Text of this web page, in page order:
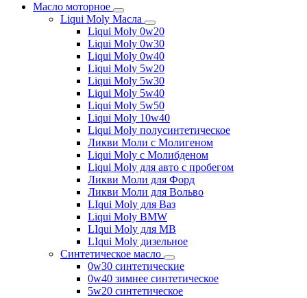
Масло моторное
Liqui Moly Масла
Liqui Moly 0w20
Liqui Moly 0w30
Liqui Moly 0w40
Liqui Moly 5w20
Liqui Moly 5w30
Liqui Moly 5w40
Liqui Moly 5w50
Liqui Moly 10w40
Liqui Moly полусинтетическое
Ликви Моли с Молигеном
Liqui Moly с Молибденом
Liqui Moly для авто с пробегом
Ликви Моли для Форд
Ликви Моли для Вольво
LIqui Moly для Ваз
Liqui Moly BMW
LIqui Moly для MB
LIqui Moly дизельное
Синтетическое масло
0w30 синтетические
0w40 зимнее синтетическое
5w20 синтетическое